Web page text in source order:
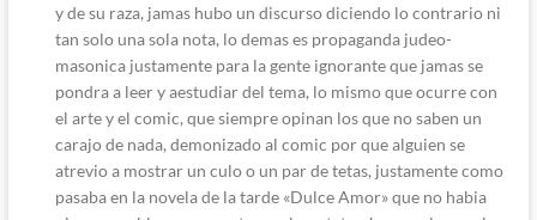
y de su raza, jamas hubo un discurso diciendo lo contrario ni
tan solo una sola nota, lo demas es propaganda judeo-
masonica justamente para la gente ignorante que jamas se
pondra a leer y aestudiar del tema, lo mismo que ocurre con
el arte y el comic, que siempre opinan los que no saben un
carajo de nada, demonizado al comic por que alguien se
atrevio a mostrar un culo o un par de tetas, justamente como
pasaba en la novela de la tarde «Dulce Amor» que no habia